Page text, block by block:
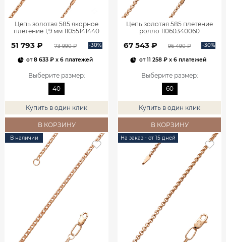
Цепь золотая 585 якорное
плетение 1,9 мм 11055141440
51 793 ₽ 73 990 ₽ -30%
от8 633 ₽ x 6 платежей
Выберите размер:
40
Купить в один клик
В КОРЗИНУ
Цепь золотая 585 плетение
ролло 11060340060
67 543 ₽ 96 490 ₽ -30%
от11 258 ₽x 6 платежей
Выберите размер:
60
Купить в один клик
В КОРЗИНУ
В наличии На заказ - от 15 дней